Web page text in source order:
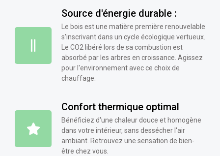
Source d'énergie durable :
Le bois est une matière première renouvelable
s'inscrivant dans un cycle écologique vertueux.
Le CO2 libéré lors de sa combustion est
absorbé par les arbres en croissance. Agissez
pour l'environnement avec ce choix de
chauffage.
Confort thermique optimal
Bénéficiez d'une chaleur douce et homogène
dans votre intérieur, sans dessécher l'air
ambiant. Retrouvez une sensation de bien-
être chez vous.